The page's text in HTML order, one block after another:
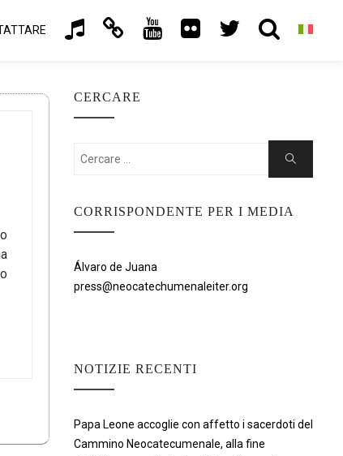
CERCARE
Cercare:
Ricerca
CORRISPONDENTE PER I MEDIA
Álvaro de Juana
press@neocatechumenaleiter.org
NOTIZIE RECENTI
Papa Leone accoglie con affetto i sacerdoti del
Cammino Neocatecumenale, alla fine